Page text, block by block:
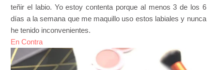
teñir el labio. Yo estoy contenta porque al menos 3 de los 6
días a la semana que me maquillo uso estos labiales y nunca
he tenido inconvenientes.
En Contra